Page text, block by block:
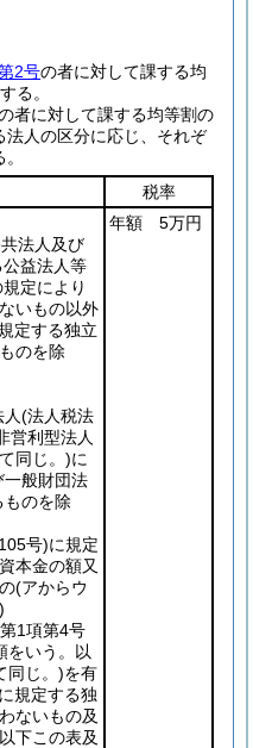
2号の者に対して課する均
る。
者に対して課する均等割の
法人の区分に応じ、それぞ
税率
法人及び
益法人等
定により
いもの以外
定する独立
のを除
(法人税法
営利型法人
同じ。)に
一般財団法
のを除
号)に規定
本金の額又
(アからウ
1項第4号
をいう。以
同じ。)を有
規定する独
ないもの及
下この表及
年額 5万円